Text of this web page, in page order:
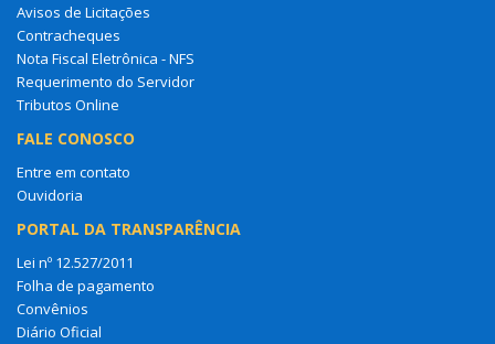
Avisos de Licitações
Contracheques
Nota Fiscal Eletrônica - NFS
Requerimento do Servidor
Tributos Online
FALE CONOSCO
Entre em contato
Ouvidoria
PORTAL DA TRANSPARÊNCIA
Lei nº 12.527/2011
Folha de pagamento
Convênios
Diário Oficial